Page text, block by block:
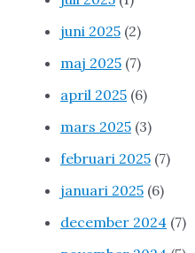
juni 2025 (2)
maj 2025 (7)
april 2025 (6)
mars 2025 (3)
februari 2025 (7)
januari 2025 (6)
december 2024 (7)